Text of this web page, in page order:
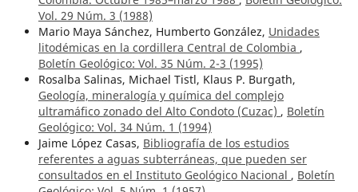
Vol. 29 Núm. 3 (1988)
Mario Maya Sánchez, Humberto González, Unidades
litodémicas en la cordillera Central de Colombia ,
Boletín Geológico: Vol. 35 Núm. 2-3 (1995)
Rosalba Salinas, Michael Tistl, Klaus P. Burgath,
Geología, mineralogía y química del complejo
ultramáfico zonado del Alto Condoto (Cuzac) , Boletín
Geológico: Vol. 34 Núm. 1 (1994)
Jaime López Casas, Bibliografía de los estudios
referentes a aguas subterráneas, que pueden ser
consultados en el Instituto Geológico Nacional , Boletín